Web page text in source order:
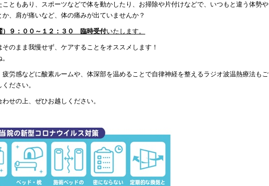
こともあり、スポーツなどで体を動かしたり、お掃除や片付けなどで、いつもと違う体勢や
、肩が痛いなど、体の痛みが出ていませんか？
）９：００～１２：３０ 臨時受付いたします。
のまま我慢せず、ケアすることをオススメします！
労感などに酸素ルームや、体深部を温めることで自律神経を整えるラジオ波温熱療法もご
ださい。
せの上、ぜひお越しください。